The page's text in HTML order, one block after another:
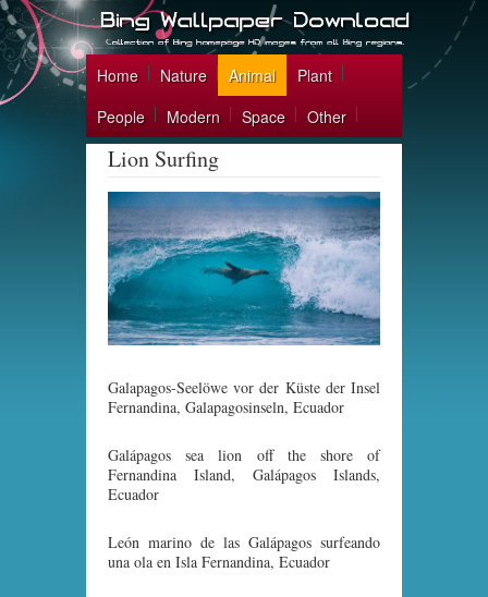
Home Nature Animal
Plant
People
Modern Space Other
Lion Surfing
Galapagos-Seelöwe vor der Küste der Insel
Fernandina, Galapagosinseln, Ecuador
Galápagos sea lion off the shore of
Fernandina Island, Galápagos Islands,
Ecuador
León marino de las Galápagos surfeando
una ola en Isla Fernandina, Ecuador